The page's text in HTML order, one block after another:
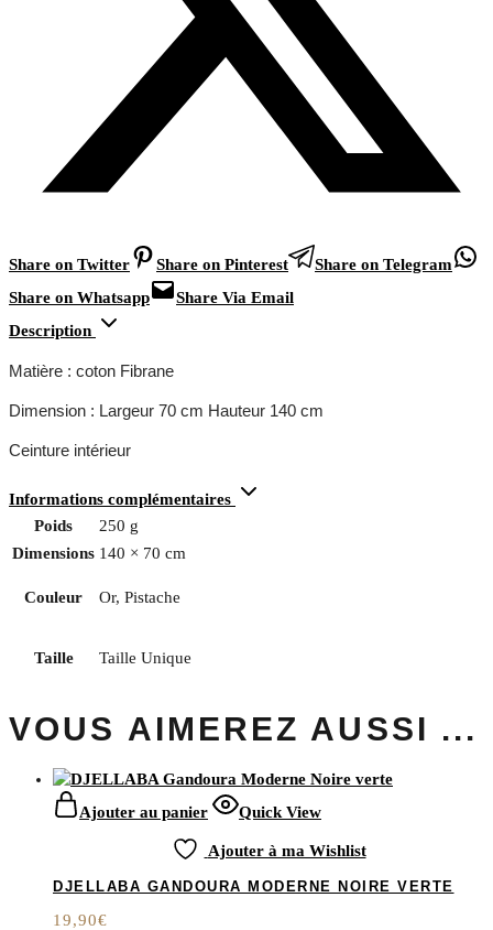
Share on Twitter Share on Pinterest
Share on Telegram
Share on Whatsapp
Share Via Email
Description
Matière : coton Fibrane
Dimension : Largeur 70 cm Hauteur 140 cm
Ceinture intérieur
Informations complémentaires
Poids
250 g
Dimensions 140 × 70 cm
Couleur Or, Pistache
Taille Taille Unique
VOUS AIMEREZ AUSSI ...
Ajouter au panier Quick View
Ajouter à ma Wishlist
DJELLABA GANDOURA MODERNE NOIRE VERTE
19,90€